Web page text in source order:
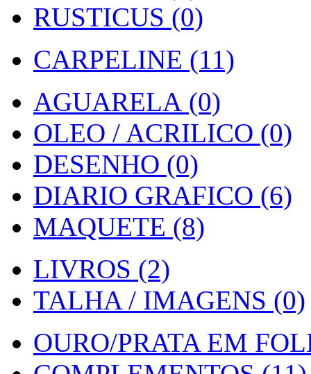
RUSTICUS (0)
CARPELINE (11)
AGUARELA (0)
OLEO / ACRILICO (0)
DESENHO (0)
DIARIO GRAFICO (6)
MAQUETE (8)
LIVROS (2)
TALHA / IMAGENS (0)
OURO/PRATA EM